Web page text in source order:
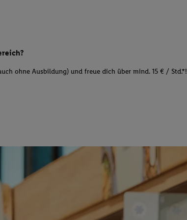
ohne Ausbildung) und freue dich über mind. 15 € / Std.*!